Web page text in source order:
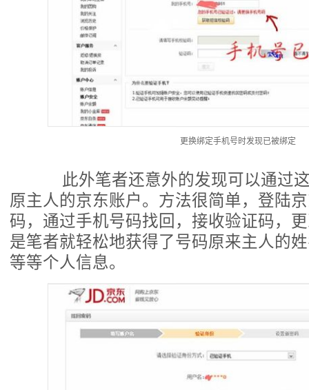
更换绑定手机号时发现已被绑定
此外笔者还意外的发现可以通过这
原主人的京东账户。方法很简单，登陆
码，通过手机号码找回，接收验证码，
是笔者就轻松地获得了号码原来主人的
等等个人信息。